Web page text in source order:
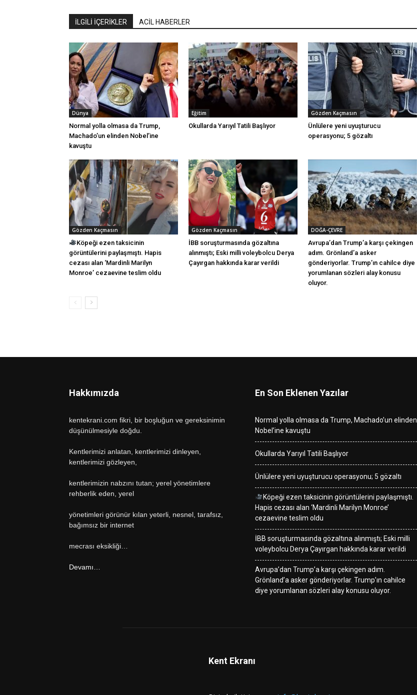
İLGİLİ İÇERİKLER ACİL HABERLER
Dünya
Normal yolla olmasa da Trump,
Machado’un elinden Nobel’ine
kavuştu
Eğitim
Okullarda Yarıyıl Tatili Başlıyor
Gözden Kaçmasın
Ünlülere yeni uyuşturucu
operasyonu; 5 gözaltı
Gözden Kaçmasın
Köpeği ezen taksicinin
görüntülerini paylaşmıştı. Hapis
cezası alan ‘Mardinli Marilyn
Monroe’ cezaevine teslim oldu
Gözden Kaçmasın
İBB soruşturmasında gözaltına
alınmıştı; Eski milli voleybolcu Derya
Çayırgan hakkında karar verildi
DOĞA-ÇEVRE
Avrupa’dan Trump’a karşı çekingen
adım. Grönland’a asker
gönderiyorlar. Trump’ın cahilce diye
yorumlanan sözleri alay konusu
oluyor.
Hakkımızda
kentekrani.com fikri, bir boşluğun ve gereksinimin
düşünülmesiyle doğdu.
Kentlerimizi anlatan, kentlerimizi dinleyen,
kentlerimizi gözleyen,
kentlerimizin nabzını tutan; yerel yönetimlere
rehberlik eden, yerel
yönetimleri görünür kılan yeterli, nesnel, tarafsız,
bağımsız bir internet
mecrası eksikliği…
Devamı…
En Son Eklenen Yazılar
Normal yolla olmasa da Trump, Machado’un elinden
Nobel’ine kavuştu
Okullarda Yarıyıl Tatili Başlıyor
Ünlülere yeni uyuşturucu operasyonu; 5 gözaltı
Köpeği ezen taksicinin görüntülerini paylaşmıştı.
Hapis cezası alan ‘Mardinli Marilyn Monroe’
cezaevine teslim oldu
İBB soruşturmasında gözaltına alınmıştı; Eski milli
voleybolcu Derya Çayırgan hakkında karar verildi
Avrupa’dan Trump’a karşı çekingen adım.
Grönland’a asker gönderiyorlar. Trump’ın cahilce
diye yorumlanan sözleri alay konusu oluyor.
Kent Ekranı